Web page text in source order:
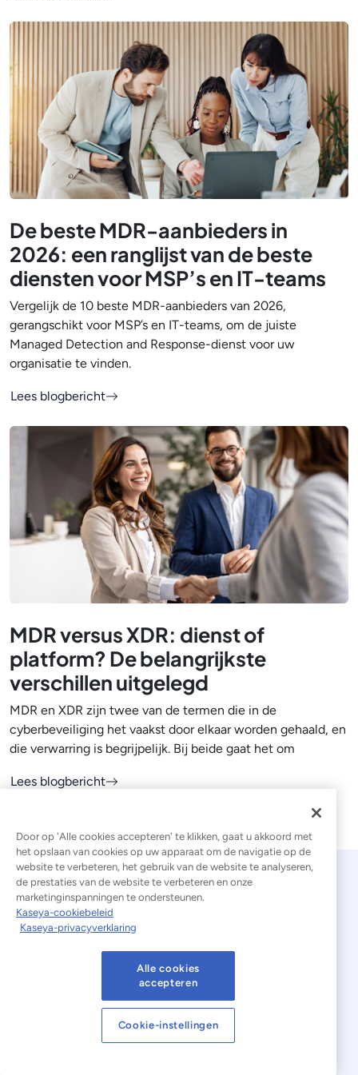
De beste MDR-aanbieders in
2026: een ranglijst van de beste
diensten voor MSP’s en IT-teams
Vergelijk de 10 beste MDR-aanbieders van 2026,
gerangschikt voor MSP’s en IT-teams, om de juiste
Managed Detection and Response-dienst voor uw
organisatie te vinden.
Lees blogbericht
MDR versus XDR: dienst of
platform? De belangrijkste
verschillen uitgelegd
MDR en XDR zijn twee van de termen die in de
cyberbeveiliging het vaakst door elkaar worden gehaald, en
die verwarring is begrijpelijk. Bij beide gaat het om
Lees blogbericht
© 2026 Kaseya. Alle rechten voorbehouden.
Nederlands
Verklaring inzake moderne slavernij
Door op 'Alle cookies accepteren' te klikken, gaat u akkoord met
het opslaan van cookies op uw apparaat om de navigatie op de
website te verbeteren, het gebruik van de website te analyseren,
de prestaties van de website te verbeteren en onze
marketinginspanningen te ondersteunen.
Kaseya-cookiebeleid
Kaseya-privacyverklaring
Alle cookies
accepteren
Cookie-instellingen